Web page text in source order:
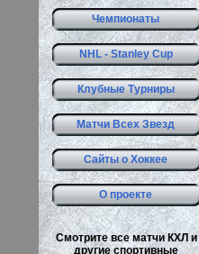
Чемпионаты
NHL - Stanley Cup
Клубные Турниры
Матчи Всех Звезд
Сайты о Хоккее
О проекте
Смотрите все матчи КХЛ и
другие спортивные